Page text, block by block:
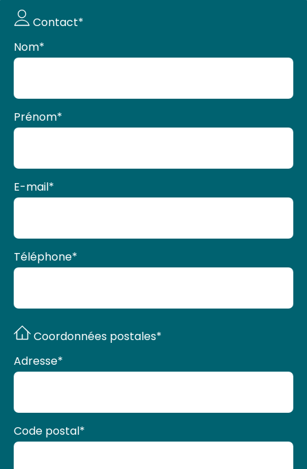
Demande
de devis
Contact*
Nom*
Prénom*
E-mail*
Téléphone*
Coordonnées postales*
Adresse*
Code postal*